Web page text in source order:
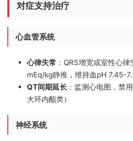
对症支持治疗
心血管系统
心律失常 ：QRS增宽或室性心
mEq/kg静推，维持血pH 7.45-
QT间期延长 ：监测心电图，禁
大环内酯类）
神经系统